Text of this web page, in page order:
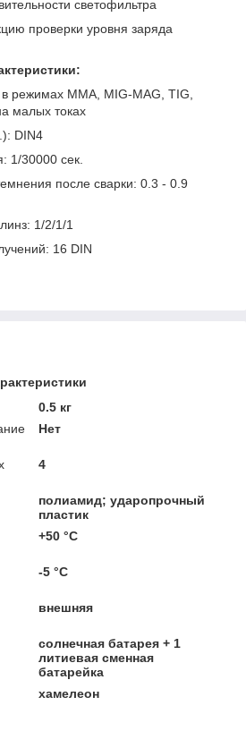
светофильтра
проверки уровня заряда
режимах MMA, MIG-MAG, TIG,
малых токах
DIN4
1/30000 сек.
после сварки: 0.3 - 0.9
1/2/1/1
16 DIN
0.5 кг
Нет
4
полиамид; ударопрочный
пластик
+50 °C
-5 °C
внешняя
солнечная батарея + 1
литиевая сменная
батарейка
хамелеон